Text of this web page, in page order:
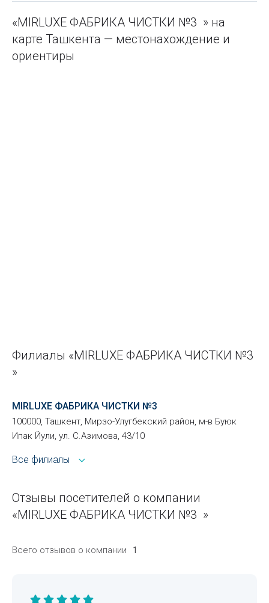
«MIRLUXE ФАБРИКА ЧИСТКИ №3 » на
карте Ташкента — местонахождение и
ориентиры
Филиалы «MIRLUXE ФАБРИКА ЧИСТКИ №3
»
MIRLUXE ФАБРИКА ЧИСТКИ №3
100000, Ташкент, Мирзо-Улугбекский район, м-в Буюк
Ипак Йули, ул. С.Азимова, 43/10
Все филиалы
Отзывы посетителей о компании
«MIRLUXE ФАБРИКА ЧИСТКИ №3 »
Всего отзывов о компании 1